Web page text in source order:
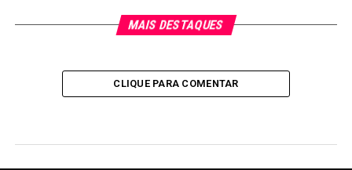
MAIS DESTAQUES
CLIQUE PARA COMENTAR